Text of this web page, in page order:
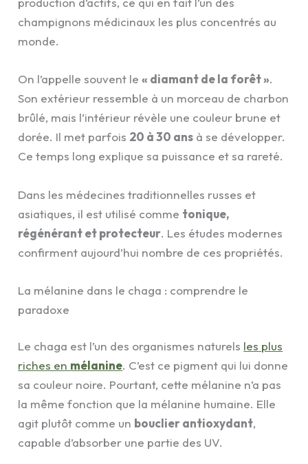
champignons médicinaux les plus concentrés au
monde.
On l’appelle souvent le« diamant de la forêt ».
Son extérieur ressemble à un morceau de charbon
brûlé, mais l’intérieur révèle une couleur brune et
dorée. Il met parfois 20 à 30 ans à se développer.
Ce temps long explique sa puissance et sa rareté.
Dans les médecines traditionnelles russes et
asiatiques, il est utilisé comme tonique,
régénérant et protecteur. Les études modernes
confirment aujourd’hui nombre de ces propriétés.
La mélanine dans le chaga : comprendre le
paradoxe
Le chaga est l’un des organismes naturels les plus
riches en mélanine. C’est ce pigment qui lui donne
sa couleur noire. Pourtant, cette mélanine n’a pas
la même fonction que la mélanine humaine. Elle
agit plutôt comme un bouclier antioxydant,
capable d’absorber une partie des UV.